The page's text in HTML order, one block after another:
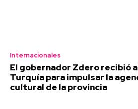
Internacionales
El gobernador Zdero recibió
Turquía para impulsar la
cultural de la provincia